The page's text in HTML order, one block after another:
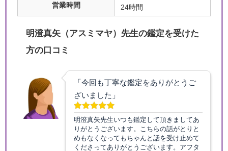
営業時間 24時間
明澄真矢（アスミマヤ）先生の鑑定を受けた
方の口コミ
「今回も丁寧な鑑定をありがとうご
ざいました」
明澄真矢先生いつも鑑定して頂きましてあ
りがとうございます。こちらの話がとりと
めもなくなってもちゃんと話を受け止めて
くださってありがとうございます。アフタ